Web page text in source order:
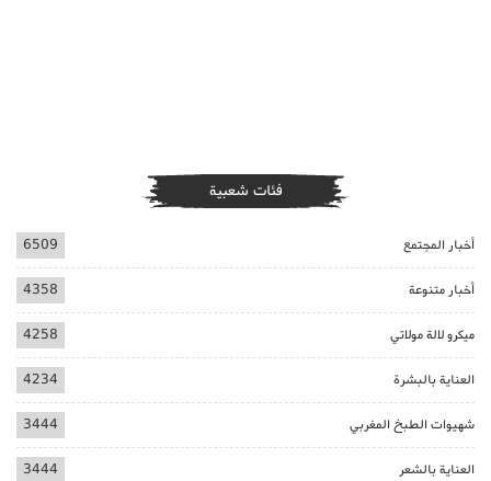
فئات شعبية
أخبار المجتمع 6509
أخبار متنوعة 4358
ميكرو لالة مولاتي 4258
العناية بالبشرة 4234
شهيوات الطبخ المغربي 3444
العناية بالشعر 3444